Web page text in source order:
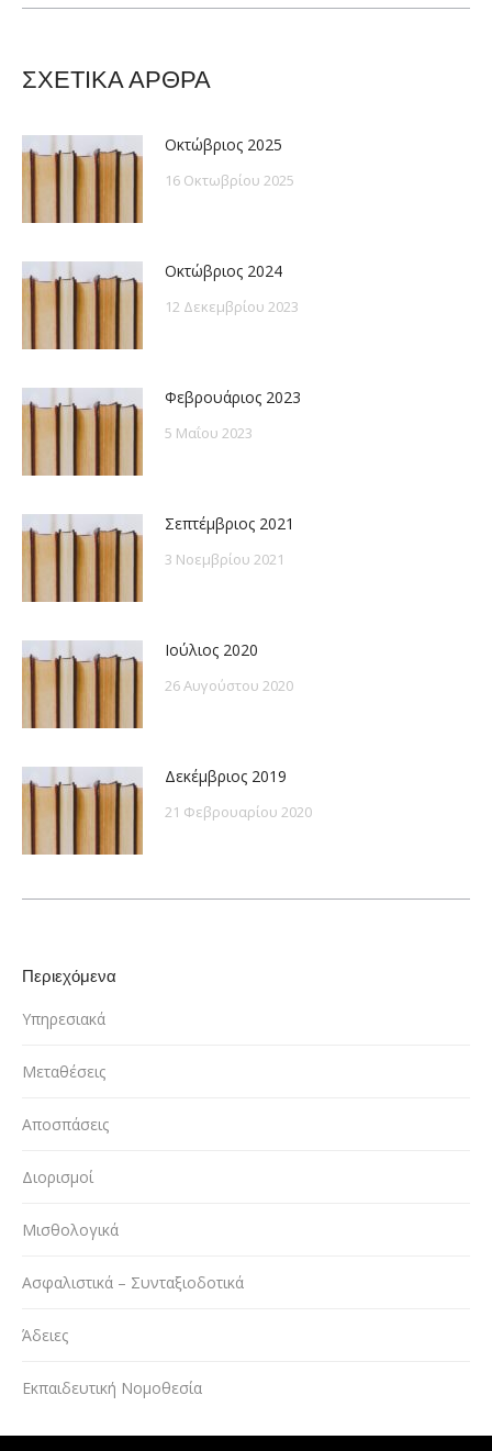
ΣΧΕΤΙΚΑ ΑΡΘΡΑ
Οκτώβριος 2025
16 Οκτωβρίου 2025
Οκτώβριος 2024
12 Δεκεμβρίου 2023
Φεβρουάριος 2023
5 Μαΐου 2023
Σεπτέμβριος 2021
3 Νοεμβρίου 2021
Ιούλιος 2020
26 Αυγούστου 2020
Δεκέμβριος 2019
21 Φεβρουαρίου 2020
Περιεχόμενα
Υπηρεσιακά
Μεταθέσεις
Αποσπάσεις
Διορισμοί
Μισθολογικά
Ασφαλιστικά – Συνταξιοδοτικά
Άδειες
Εκπαιδευτική Νομοθεσία